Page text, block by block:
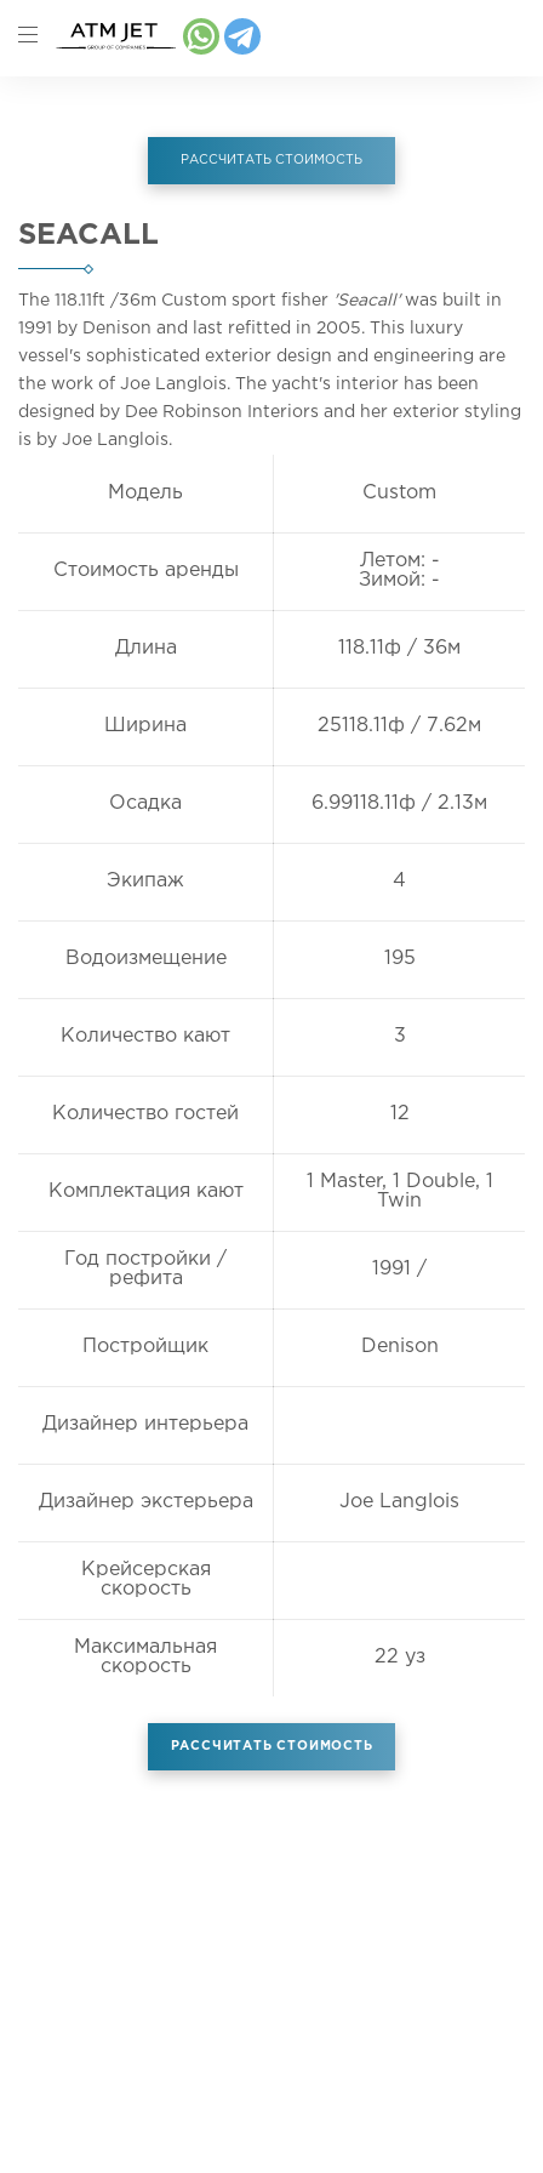
РАССЧИТАТЬ СТОИМОСТЬ
SEACALL
The 118.11ft /36m Custom sport fisher 'Seacall'was built in
1991 by Denison and last refitted in 2005. This luxury
vessel's sophisticated exterior design and engineering are
the work of Joe Langlois. The yacht's interior has been
designed by Dee Robinson Interiors and her exterior styling
is by Joe Langlois.
Модель Custom
Стоимость аренды
Летом: -
Зимой: -
Длина 118.11ф / 36м
Ширина 25118.11ф / 7.62м
Осадка 6.99118.11ф / 2.13м
Экипаж 4
Водоизмещение 195
Количество кают 3
Количество гостей 12
Комплектация кают
1 Master, 1 Double, 1
Twin
Год постройки /
рефита
1991 /
Постройщик Denison
Дизайнер интерьера
Дизайнер экстерьера Joe Langlois
Крейсерская
скорость
Максимальная
скорость
22 уз
РАССЧИТАТЬ СТОИМОСТЬ